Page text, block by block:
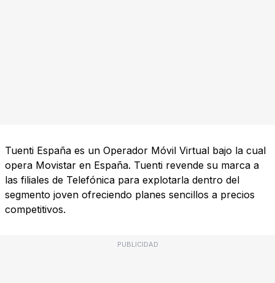
Tuenti España es un Operador Móvil Virtual bajo la cual
opera Movistar en España. Tuenti revende su marca a
las filiales de Telefónica para explotarla dentro del
segmento joven ofreciendo planes sencillos a precios
competitivos.
PUBLICIDAD